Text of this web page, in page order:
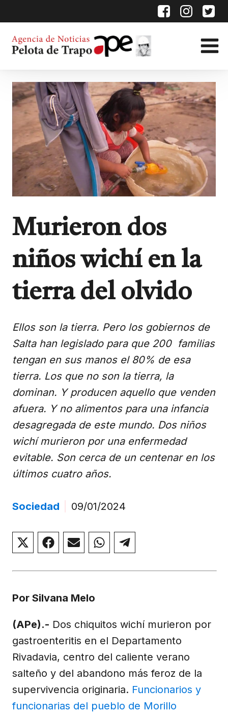
Murieron dos
niños wichí en la
tierra del olvido
Ellos son la tierra. Pero los gobiernos de
Salta han legislado para que 200 familias
tengan en sus manos el 80% de esa
tierra. Los que no son la tierra, la
dominan. Y producen aquello que venden
afuera. Y no alimentos para una infancia
desagregada de este mundo. Dos niños
wichí murieron por una enfermedad
evitable. Son cerca de un centenar en los
últimos cuatro años.
Sociedad 09/01/2024
Compartir
en
(Twitter)
Compartir
en
Compartir
en
Compartir
en
Compartir
en
Por Silvana Melo
(APe).- Dos chiquitos wichí murieron por
gastroenteritis en el Departamento
Rivadavia, centro del caliente verano
salteño y del abandono más feroz de la
supervivencia originaria. Funcionarios y
funcionarias del pueblo de Morillo